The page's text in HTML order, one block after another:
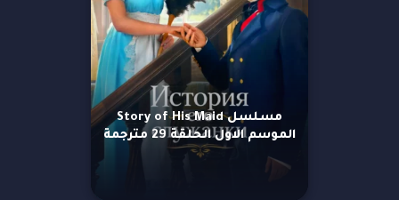
مسلسل Story of His Maid
الموسم الاول الحلقة 29 مترجمة